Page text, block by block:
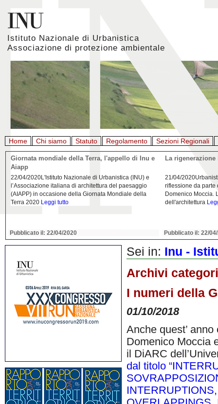
Istituto Nazionale di Urbanistica
Associazione di protezione ambientale
Home Chi siamo Statuto Regolamento Sezioni Regionali
Giornata mondiale della Terra, l'appello di Inu e
Aiapp
22/04/2020L'Istituto Nazionale di Urbanistica (INU) e
l’Associazione italiana di architettura del paesaggio
(AIAPP) in occasione della Giornata Mondiale della
Terra 2020 Leggi tutto
Pubblicato il: 22/04/2020
La
21/04/
riflessione da parte
Domenico Moccia.
dell'architettura
Pubblicato il: 22/
Sei in: Inu -
Archivi
I numeri della
01/10/2018
Anche quest’
Domenico Moccia
il DiARC
dal titolo